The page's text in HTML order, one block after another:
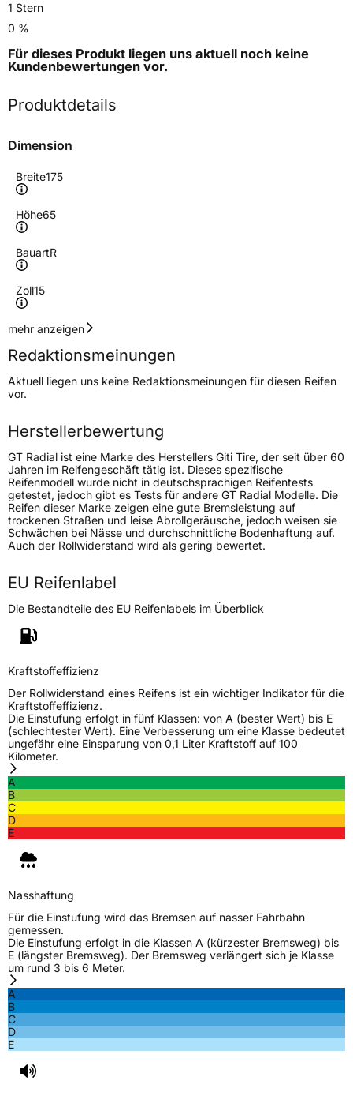
1 Stern
0 %
Für dieses Produkt liegen uns aktuell noch keine
Kundenbewertungen vor.
Produktdetails
Dimension
Breite175
Höhe65
BauartR
Zoll15
Geschwindigkeitsindex
Höchstgeschwindigkeit
190 km/h
Lastindex84
Höchstlast500 kg
Generelle Merkmale
FahrzeugtypPKW
VerwendungWinterreifen
ModellnameIcepro 3
Weitere Eigenschaften
Schlauchtyp
ZustandNeureifen
M+SJa
EU Label
EffizienzD
NasshaftungD
Rollgeräusch (Klasse)
Rollgeräusch (dB)
FahrzeugklasseC1
3PMSF / Schneeflockensymbol / Alpine-Symbol Ja
EPREL ID472627
Allgemeine Produktsicherheit (GPSR)
Herstellerkontakt
mehr anzeigen
Redaktionsmeinungen
Aktuell liegen uns keine Redaktionsmeinungen für diesen Reifen
vor.
Herstellerbewertung
GT Radial ist eine Marke des Herstellers Giti Tire, der seit über 60
Jahren im Reifengeschäft tätig ist. Dieses spezifische
Reifenmodell wurde nicht in deutschsprachigen Reifentests
getestet, jedoch gibt es Tests für andere GT Radial Modelle. Die
Reifen dieser Marke zeigen eine gute Bremsleistung auf
trockenen Straßen und leise Abrollgeräusche, jedoch weisen sie
Schwächen bei Nässe und durchschnittliche Bodenhaftung auf.
Auch der Rollwiderstand wird als gering bewertet.
EU Reifenlabel
Die Bestandteile des EU Reifenlabels im Überblick
Kraftstoffeffizienz
Der Rollwiderstand eines Reifens ist ein wichtiger Indikator für die
Kraftstoffeffizienz.
Die Einstufung erfolgt in fünf Klassen: von A (bester Wert) bis E
(schlechtester Wert). Eine Verbesserung um eine Klasse bedeutet
ungefähr eine Einsparung von 0,1 Liter Kraftstoff auf 100
Kilometer.
A
B
C
D
E
Nasshaftung
Für die Einstufung wird das Bremsen auf nasser Fahrbahn
gemessen.
Die Einstufung erfolgt in die Klassen A (kürzester Bremsweg) bis
E (längster Bremsweg). Der Bremsweg verlängert sich je Klasse
um rund 3 bis 6 Meter.
A
B
C
D
E